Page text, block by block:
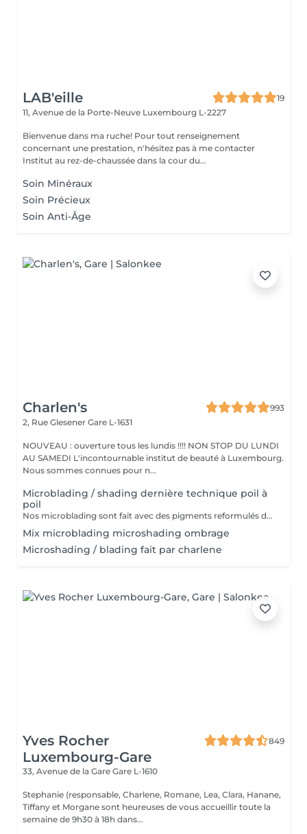
LAB'eille
19
11, Avenue de la Porte-Neuve Luxembourg L-2227
Bienvenue dans ma ruche! Pour tout renseignement
concernant une prestation, n'hésitez pas à me contacter
Institut au rez-de-chaussée dans la cour du...
Soin Minéraux
Soin Précieux
Soin Anti-Âge
Charlen's
993
2, Rue Glesener Gare L-1631
NOUVEAU : ouverture tous les lundis !!!! NON STOP DU LUNDI
AU SAMEDI L'incontournable institut de beauté à Luxembourg.
Nous sommes connues pour n...
Microblading / shading dernière technique poil à
poil
Nos microblading sont fait avec des pigments reformulés depuis la loi du 4 janvier 2022 faites nous confiance nous travaillons avec les meilleures marques sur le marché ne vous inquiétez pas pour la couleur et technique on regardera ensemble sur place :) l'épilation au fil est incluse
Mix microblading microshading ombrage
Microshading / blading fait par charlene
Yves Rocher
Luxembourg-Gare
849
33, Avenue de la Gare Gare L-1610
Stephanie (responsable, Charlene, Romane, Lea, Clara, Hanane,
Tiffany et Morgane sont heureuses de vous accueillir toute la
semaine de 9h30 à 18h dans...